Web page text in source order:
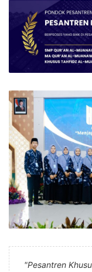
"Pesantren